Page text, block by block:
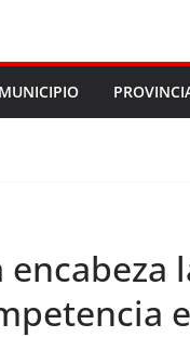
MUNICIPIO
encabeza